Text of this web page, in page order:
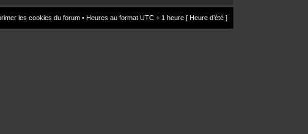
les cookies du forum • Heures au format UTC + 1 heure [ Heure d’été ]